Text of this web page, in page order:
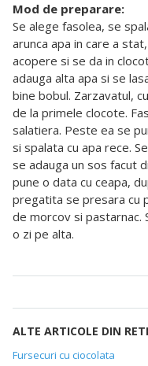
Mod de preparare:
Se alege fasolea, se
arunca apa in care a
acopere si se da in
adauga alta apa si se
bine bobul. Zarzavatul,
de la primele clocote.
salatiera. Peste ea se
si spalata cu apa rece.
se adauga un sos facut
pune o data cu ceapa,
pregatita se presara cu
de morcov si pastarnac.
o zi pe alta.
ALTE ARTICOLE DIN
Fursecuri cu ciocolata